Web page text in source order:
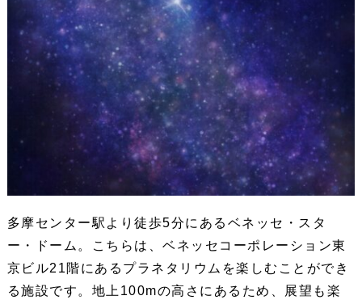
多摩センター駅より徒歩5分にあるベネッセ・スタ
ー・ドーム。こちらは、ベネッセコーポレーション東
京ビル21階にあるプラネタリウムを楽しむことができ
る施設です。地上100mの高さにあるため、展望も楽